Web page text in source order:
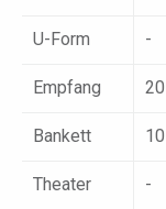
U-Form -
Empfang 20
Bankett 10
Theater -